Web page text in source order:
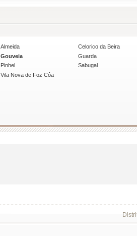
Almeida
Celorico da Beira
Gouveia
Guarda
Pinhel
Sabugal
Vila Nova de Foz Côa